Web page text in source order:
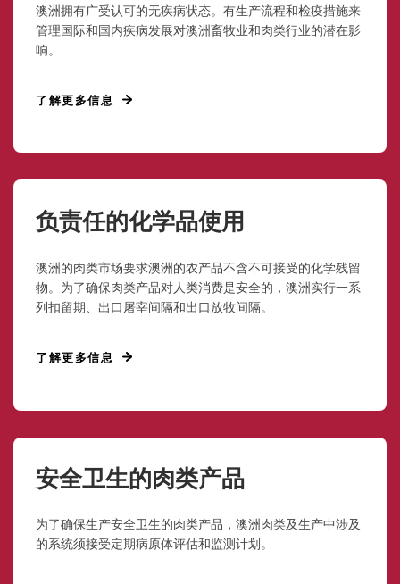
澳洲拥有广受认可的无疾病状态。有生产流程和检疫措施来
管理国际和国内疾病发展对澳洲畜牧业和肉类行业的潜在影
响。
了解更多信息
负责任的化学品使用
澳洲的肉类市场要求澳洲的农产品不含不可接受的化学残留
物。为了确保肉类产品对人类消费是安全的，澳洲实行一系
列扣留期、出口屠宰间隔和出口放牧间隔。
了解更多信息
安全卫生的肉类产品
为了确保生产安全卫生的肉类产品，澳洲肉类及生产中涉及
的系统须接受定期病原体评估和监测计划。